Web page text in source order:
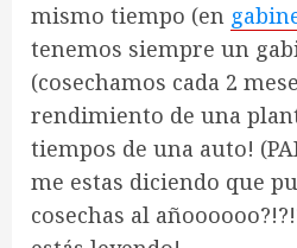
mismo tiempo (en
tenemos siempre un
(cosechamos cada 2
rendimiento de una
tiempos de una auto!
me estas diciendo que
cosechas al